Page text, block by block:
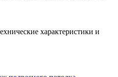
характеристики и